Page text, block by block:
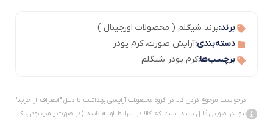
برند:برند شیگلم ( محصولات اورجینال )
دسته‌بندی:آرایش صورت،کرم پودر
برچسب‌ها:کرم پودر شیگلم
درخواست مرجوع کردن کالا در گروه محصولات آرایشی بهداشت با دلیل "انصراف از خرید"
تنها در صورتی قابل تایید است که کالا در شرایط اولیه باشد (در صورت پلمپ بودن، کالا